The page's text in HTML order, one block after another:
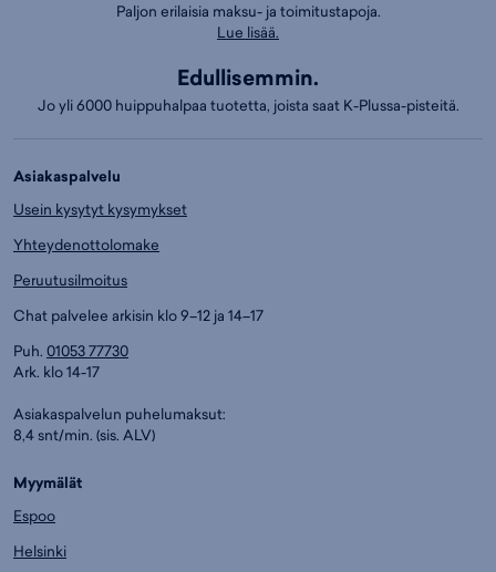
Paljon erilaisia maksu- ja toimitustapoja.
Lue lisää.
Edullisemmin.
Jo yli 6000 huippuhalpaa tuotetta, joista saat K-Plussa-pisteitä.
Asiakaspalvelu
Usein kysytyt kysymykset
Yhteydenottolomake
Peruutusilmoitus
Chat palvelee arkisin klo 9–12 ja 14–17
Puh. 01053 77730
Ark. klo 14-17
Asiakaspalvelun puhelumaksut:
8,4 snt/min. (sis. ALV)
Myymälät
Espoo
Helsinki